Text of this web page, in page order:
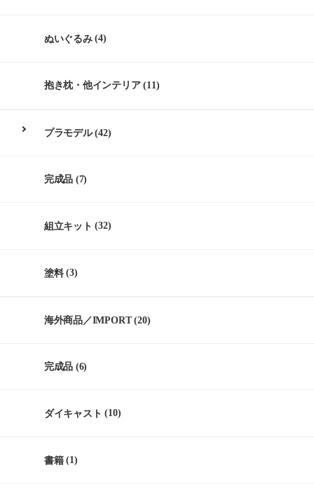
ぬいぐるみ(4)
抱き枕・他インテリア(11)
プラモデル(42)
完成品 (7)
組立キット (32)
塗料(3)
海外商品／IMPORT(20)
完成品 (6)
ダイキャスト (10)
書籍(1)